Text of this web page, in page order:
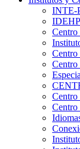
INTE-
Centro
Centro
Centro
Centro